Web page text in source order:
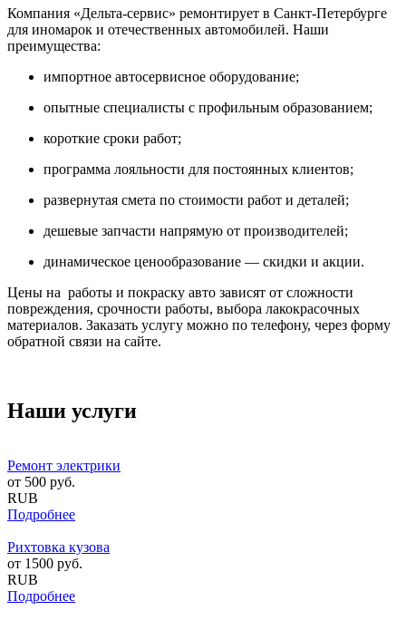
Компания «Дельта-сервис» ремонтирует в Санкт-Петербурге
для иномарок и отечественных автомобилей. Наши
преимущества:
импортное автосервисное оборудование;
опытные специалисты с профильным образованием;
короткие сроки работ;
программа лояльности для постоянных клиентов;
развернутая смета по стоимости работ и деталей;
дешевые запчасти напрямую от производителей;
динамическое ценообразование — скидки и акции.
Цены на работы и покраску авто зависят от сложности
повреждения, срочности работы, выбора лакокрасочных
материалов. Заказать услугу можно по телефону, через форму
обратной связи на сайте.
Наши услуги
Ремонт электрики
от 500 руб.
RUB
Подробнее
Рихтовка кузова
от 1500 руб.
RUB
Подробнее